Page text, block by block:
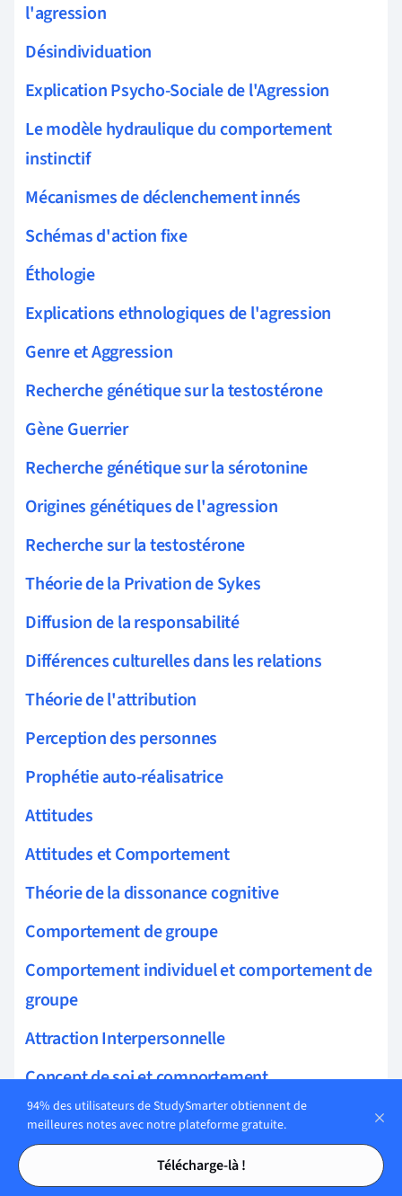
Tables des matières
Tables des matières
l'agression
Désindividuation
Explication Psycho-Sociale de l'Agression
Le modèle hydraulique du comportement
instinctif
Mécanismes de déclenchement innés
Schémas d'action fixe
Éthologie
Explications ethnologiques de l'agression
Genre et Aggression
Recherche génétique sur la testostérone
Gène Guerrier
Recherche génétique sur la sérotonine
Origines génétiques de l'agression
Recherche sur la testostérone
Théorie de la Privation de Sykes
Diffusion de la responsabilité
Différences culturelles dans les relations
Théorie de l'attribution
Perception des personnes
Prophétie auto-réalisatrice
Attitudes
Attitudes et Comportement
Théorie de la dissonance cognitive
Comportement de groupe
Comportement individuel et comportement de
groupe
Attraction Interpersonnelle
Concept de soi et comportement
Psychologie industrielle et organisationnelle
Psychologie organisationnelle
94% des utilisateurs de StudySmarter obtiennent de
meilleures notes avec notre plateforme gratuite.
Télécharge-là !